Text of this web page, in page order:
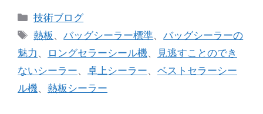
カ
テ
リ
ー
技術ブログ
タ
グ
熱板 、バッグシーラー標準、バッグシーラーの
魅力 、 ロングセラーシール機、
見逃すことのでき
ないシーラー、 卓上シーラー、 ベストセラーシー
ル機、 熱板シーラー